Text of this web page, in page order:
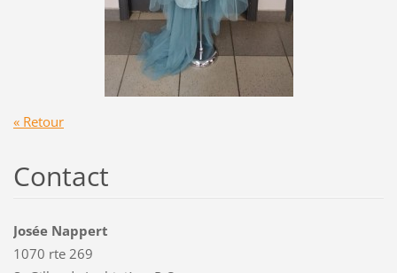
« Retour
Contact
Josée Nappert
1070 rte 269